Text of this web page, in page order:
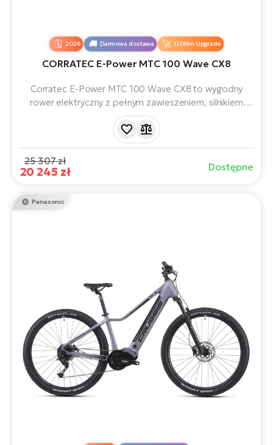
120Nm Upgrade
2026 Darmowa dostawa
CORRATEC E-Power MTC 100 Wave CX8
Corratec E-Power MTC 100 Wave CX8 to wygodny
rower elektryczny z pełnym zawieszeniem, silnikiem
akumulatorem 800 Wh.
25 307 zł
20 245 zł Dostępne
Panasonic